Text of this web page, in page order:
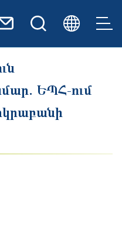
ԵՊՀ-ում